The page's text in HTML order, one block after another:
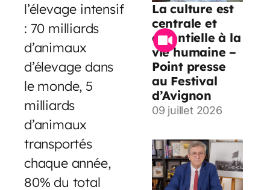
l’élevage intensif
: 70 milliards
d’animaux
d’élevage dans
le monde, 5
milliards
d’animaux
transportés
chaque année,
80% du total
La culture est
centrale et
essentielle à la
vie humaine –
Point presse
au Festival
d’Avignon
09 juillet 2026